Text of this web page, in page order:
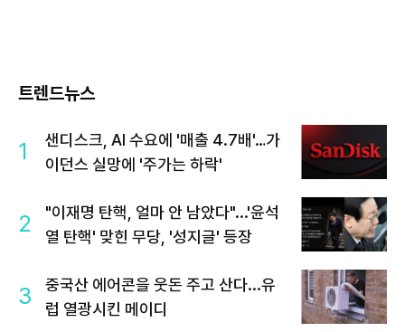
트렌드뉴스
1
샌디스크, AI 수요에 '매출 4.7배'…가
이던스 실망에 '주가는 하락'
2
"이재명 탄핵, 얼마 안 남았다"...'윤석
열 탄핵' 맞힌 무당, '성지글' 등장
3
중국산 에어콘을 웃돈 주고 산다...유
럽 열광시킨 메이디